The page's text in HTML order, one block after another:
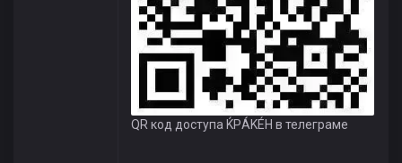
QR код доступа ЌРÁKÉH в телеграме